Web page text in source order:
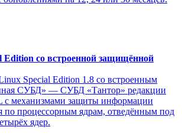
Edition со встроенной защищённой
Special Edition 1.8 со встроенным
СУБД» — СУБД «Тантор» редакции
с механизмами защиты информации
по процессорным ядрам, отведённым под
ядер.